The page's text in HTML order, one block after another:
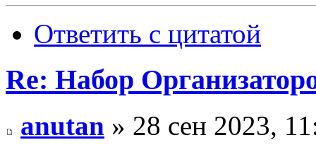
Ответить с цитатой
Re: Набор
anutan » 28 сен 2023,